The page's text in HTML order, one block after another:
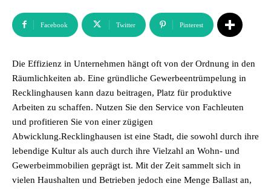
Facebook Twitter Pinterest
Die Effizienz in Unternehmen hängt oft von der Ordnung in den
Räumlichkeiten ab. Eine gründliche Gewerbeentrümpelung in
Recklinghausen kann dazu beitragen, Platz für produktive
Arbeiten zu schaffen. Nutzen Sie den Service von Fachleuten
und profitieren Sie von einer zügigen
Abwicklung.Recklinghausen ist eine Stadt, die sowohl durch ihre
lebendige Kultur als auch durch ihre Vielzahl an Wohn- und
Gewerbeimmobilien geprägt ist. Mit der Zeit sammelt sich in
vielen Haushalten und Betrieben jedoch eine Menge Ballast an,